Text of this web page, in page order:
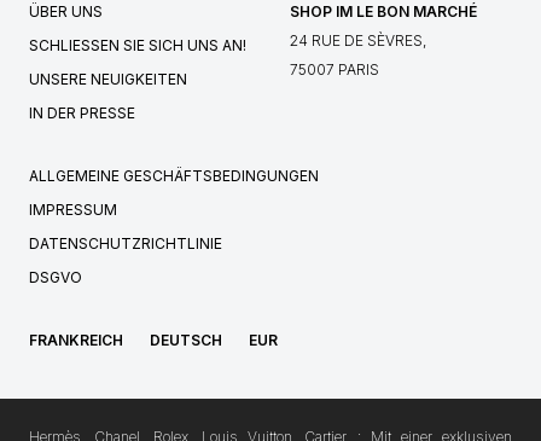
ÜBER UNS
SCHLIESSEN SIE SICH UNS AN!
UNSERE NEUIGKEITEN
IN DER PRESSE
SHOP IM LE BON MARCHÉ
24 RUE DE SÈVRES,
75007 PARIS
ALLGEMEINE GESCHÄFTSBEDINGUNGEN
IMPRESSUM
DATENSCHUTZRICHTLINIE
DSGVO
FRANKREICH DEUTSCH EUR
Hermès, Chanel, Rolex, Louis Vuitton, Cartier…: Mit einer exklusiven